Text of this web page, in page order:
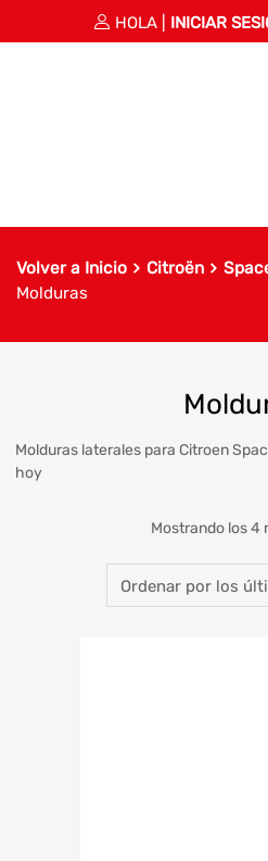
HOLA | INICIAR
Volver a Inicio Citroën
Molduras
Molduras laterales para Citroen
hoy
Mostrando los 4